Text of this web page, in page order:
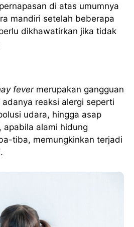
di atas umumnya
mandiri setelah beberapa
dikhawatirkan jika tidak
fever merupakan gangguan
reaksi alergi seperti
udara, hingga asap
apabila alami hidung
tiba, memungkinkan terjadi